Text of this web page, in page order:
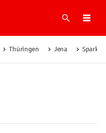
Suche
Thüringen Jena